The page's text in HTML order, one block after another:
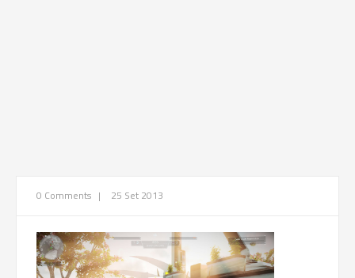
0 Comments | 25 Set 2013